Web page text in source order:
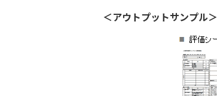
＜アウトプットサンプル＞